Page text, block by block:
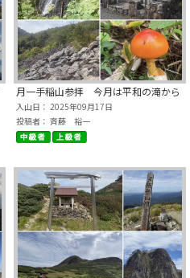
月一手稲山参拝 今月は平和の滝から
入山日： 2025年09月17日
投稿者： 斉藤 裕一